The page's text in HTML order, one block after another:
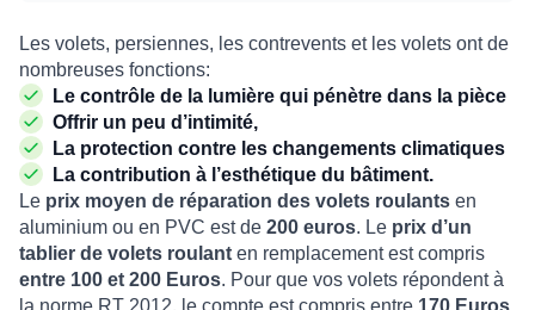
Les volets, persiennes, les contrevents et les volets ont de
nombreuses fonctions:
Le contrôle de la lumière qui pénètre dans la pièce
Offrir un peu d’intimité,
La protection contre les changements climatiques
La contribution à l’esthétique du bâtiment.
Le prix moyen de réparation des volets roulants en
aluminium ou en PVC est de 200 euros. Le prix d’un
tablier de volets roulant en remplacement est compris
entre 100 et 200 Euros. Pour que vos volets répondent à
la norme RT 2012, le compte est compris entre 170 Euros